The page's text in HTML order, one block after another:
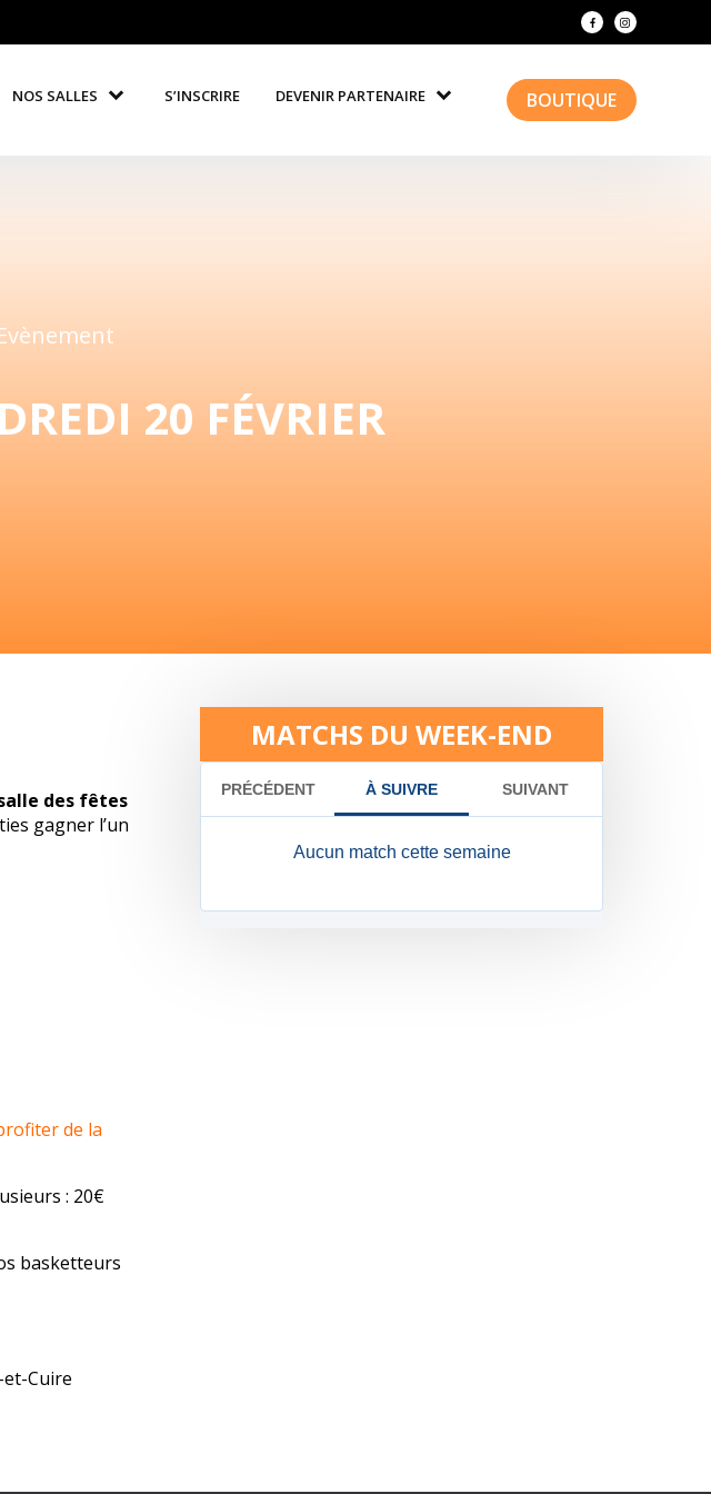
NOS SALLES S’INSCRIRE DEVENIR PARTENAIRE BOUTIQUE
20 FÉVRIER
des fêtes
gagner l’un
de la
: 20€
basketteurs
et-Cuire
MATCHS DU WEEK-END